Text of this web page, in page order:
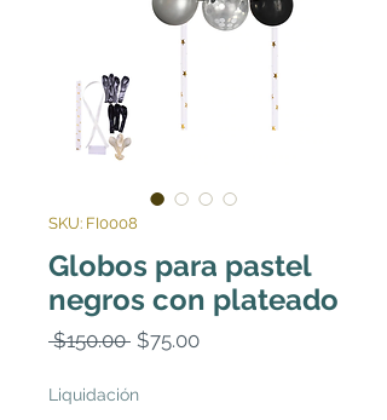
SKU: FI0008
Globos para pastel
negros con plateado
$150.00 Precio
$75.00Precio
Liquidación